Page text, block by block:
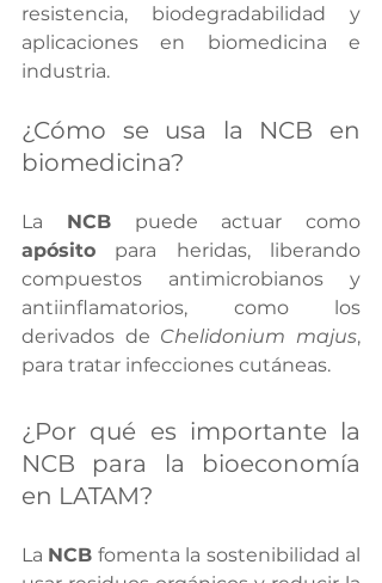
resistencia, biodegradabilidad y
aplicaciones en biomedicina e
industria.
¿Cómo se usa la NCB en
biomedicina?
La NCB
apósito para heridas, liberando
compuestos antimicrobianos y
antiinflamatorios, como los
derivados de Chelidonium majus,
para tratar infecciones cutáneas.
¿Por qué es importante la
NCB para la bioeconomía
en LATAM?
La NCB fomenta la sostenibilidad al